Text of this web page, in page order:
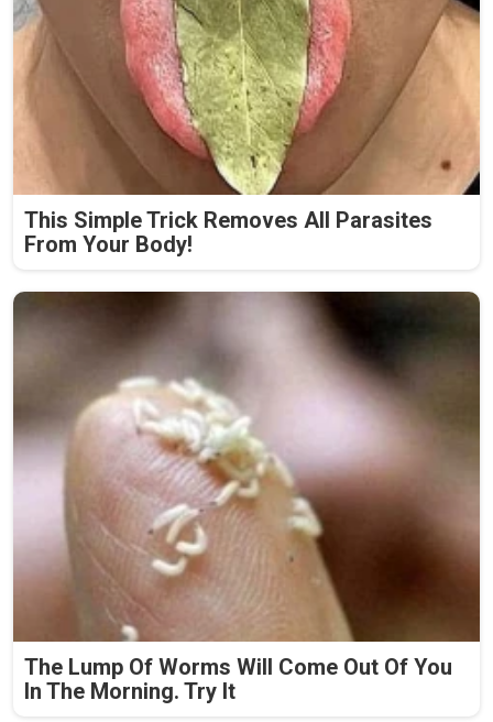
This Simple Trick Removes All Parasites
From Your Body!
The Lump Of Worms Will Come Out Of You
In The Morning. Try It